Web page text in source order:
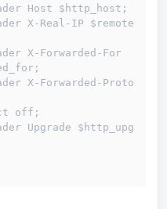
Host $http_host;
off;